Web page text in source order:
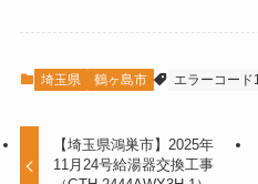
埼玉県 鶴ヶ島市 エラーコード
【埼玉県鴻巣市】2025年
11月24号給湯器交換工事